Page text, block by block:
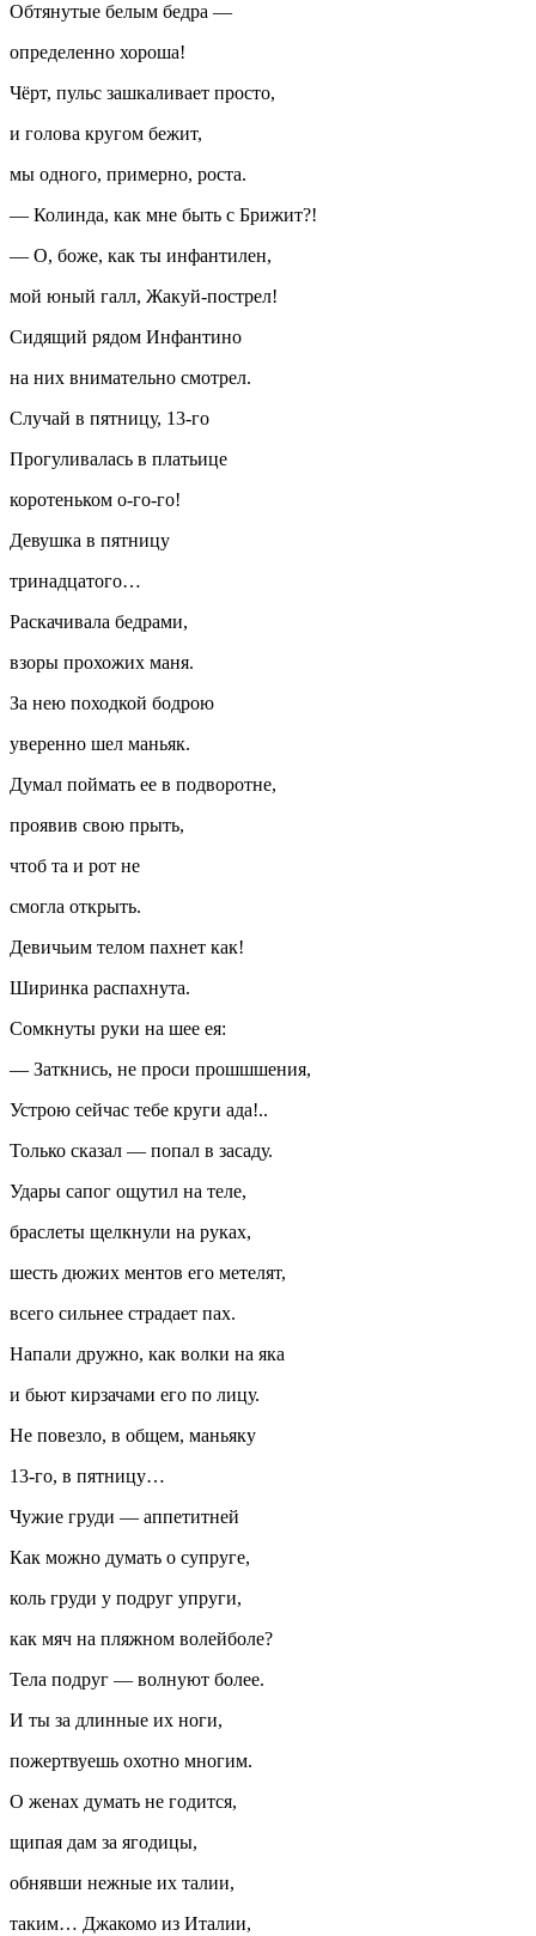
Обтянутые белым бедра —
определенно хороша!
Чёрт, пульс зашкаливает просто,
и голова кругом бежит,
мы одного, примерно, роста.
— Колинда, как мне быть с Брижит?!
— О, боже, как ты инфантилен,
мой юный галл, Жакуй-пострел!
Сидящий рядом Инфантино
на них внимательно смотрел.
Случай в пятницу, 13-го
Прогуливалась в платьице
коротеньком о-го-го!
Девушка в пятницу
тринадцатого…
Раскачивала бедрами,
взоры прохожих маня.
За нею походкой бодрою
уверенно шел маньяк.
Думал поймать ее в подворотне,
проявив свою прыть,
чтоб та и рот не
смогла открыть.
Девичьим телом пахнет как!
Ширинка распахнута.
Сомкнуты руки на шее ея:
— Заткнись, не проси прошшшения,
Устрою сейчас тебе круги ада!..
Только сказал — попал в засаду.
Удары сапог ощутил на теле,
браслеты щелкнули на руках,
шесть дюжих ментов его метелят,
всего сильнее страдает пах.
Напали дружно, как волки на яка
и бьют кирзачами его по лицу.
Не повезло, в общем, маньяку
13-го, в пятницу…
Чужие груди — аппетитней
Как можно думать о супруге,
коль груди у подруг упруги,
как мяч на пляжном волейболе?
Тела подруг — волнуют более.
И ты за длинные их ноги,
пожертвуешь охотно многим.
О женах думать не годится,
щипая дам за ягодицы,
обнявши нежные их талии,
таким… Джакомо из Италии,